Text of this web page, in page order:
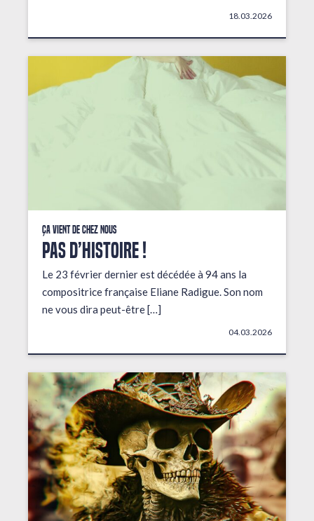
18.03.2026
Ça vient de chez nous
PAS D’HISTOIRE !
Le 23 février dernier est décédée à 94 ans la
compositrice française Eliane Radigue. Son nom
ne vous dira peut-être […]
04.03.2026